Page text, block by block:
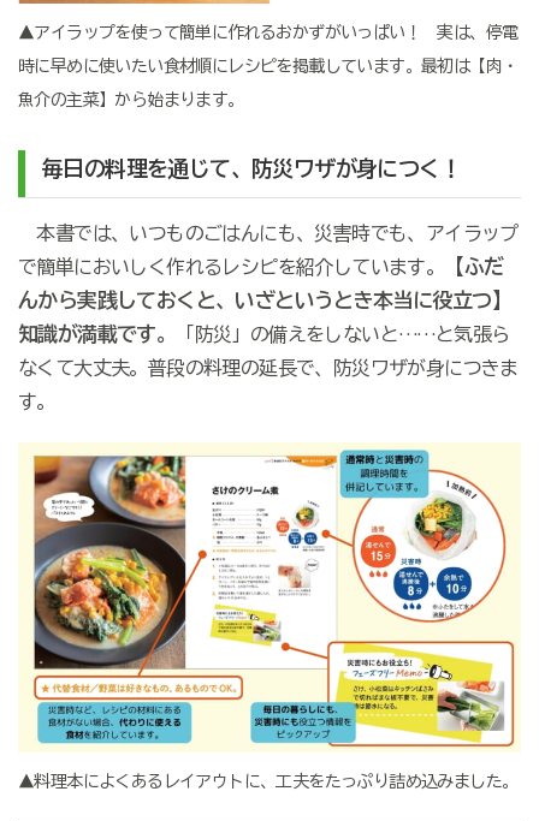
▲アイラップを使って簡単に作れるおかずがいっぱい！ 実は、停電
時に早めに使いたい食材順にレシピを掲載しています。最初は【肉・
魚介の主菜】から始まります。
毎日の料理を通じて、防災ワザが身につく！
本書では、いつものごはんにも、災害時でも、アイラップ
で簡単においしく作れるレシピを紹介しています。
【ふだ
んから実践しておくと、いざというとき本当に役立つ】
知識が満載です。
「防災」の備えをしないと……と気張ら
なくて大丈夫。普段の料理の延長で、防災ワザが身につきま
す。
▲料理本によくあるレイアウトに、工夫をたっぷり詰め込みました。